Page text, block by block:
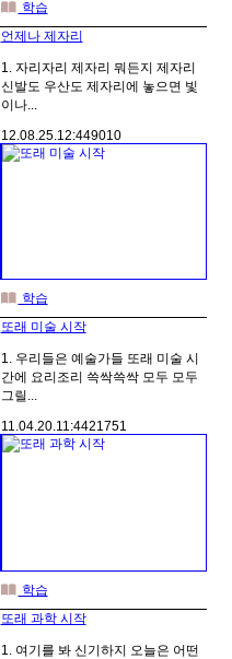
학습
언제나 제자리
1. 자리자리 제자리 뭐든지 제자리
신발도 우산도 제자리에 놓으면 빛
이나...
12.08.25. 12:449010
학습
또래 미술 시작
1. 우리들은 예술가들 또래 미술 시
간에 요리조리 쓱싹쓱싹 모두 모두
그릴...
11.04.20.11:4421751
학습
또래 과학 시작
1. 여기를 봐 신기하지 오늘은 어떤